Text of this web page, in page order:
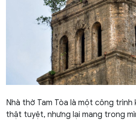
Nhà thờ Tam Tòa là một công
thật tuyệt, nhưng lại mang trong